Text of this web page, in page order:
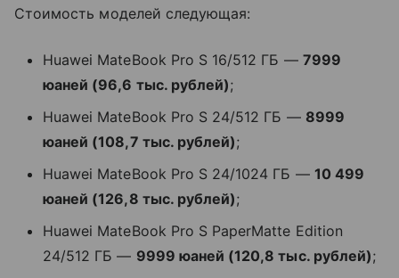
Стоимость моделей следующая:
Huawei MateBook Pro S 16/512 ГБ — 7999
юаней (96,6 тыс. рублей);
Huawei MateBook Pro S 24/512 ГБ — 8999
юаней (108,7 тыс. рублей);
Huawei MateBook Pro S 24/1024 ГБ — 10 499
юаней (126,8 тыс. рублей);
Huawei MateBook Pro S PaperMatte Edition
24/512 ГБ — 9999 юаней (120,8 тыс. рублей);